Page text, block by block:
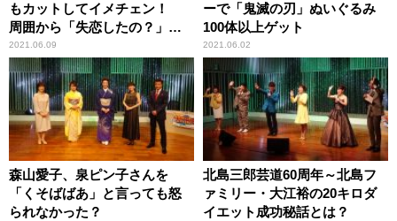
もカットしてイメチェン！
周囲から「失恋したの？」と
いう声が続出
2021.06.09
ーで「鬼滅の刃」ぬいぐるみ
100体以上ゲット
2021.06.02
森山愛子、泉ピン子さんを
「くそばばあ」と言っても怒
られなかった？
北島三郎芸道60周年～北島フ
ァミリー・大江裕の20キロダ
イエット成功秘話とは？